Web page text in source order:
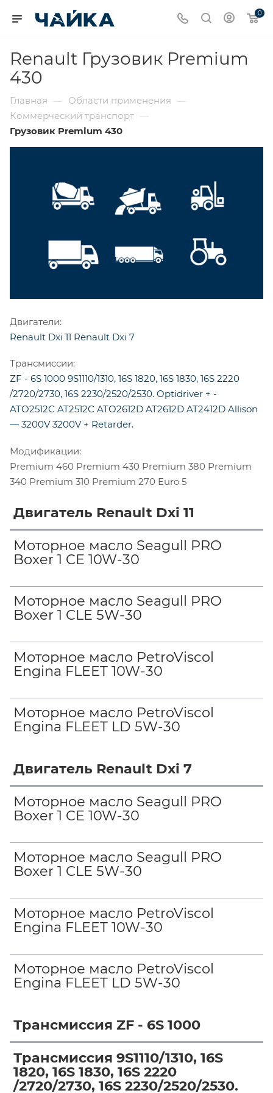
0
Renault Грузовик Premium
430
Главная — Области применения —
Коммерческий транспорт —
Грузовик Premium 430
Двигатели:
Renault Dxi 11 Renault Dxi 7
Трансмиссии:
ZF - 6S 1000 9S1110/1310, 16S 1820, 16S 1830, 16S 2220
/2720/2730, 16S 2230/2520/2530. Optidriver + -
ATO2512C AT2512C ATO2612D AT2612D AT2412D Allison
— 3200V3200V + Retarder.
Модификации:
Premium 460 Premium 430 Premium 380 Premium
340 Premium 310 Premium 270 Euro 5
Двигатель Renault Dxi 11
Моторное масло Seagull PRO
Boxer 1 CE 10W-30
Моторное масло Seagull PRO
Boxer 1 CLE 5W-30
Моторное масло PetroViscol
Engina FLEET 10W-30
Моторное масло PetroViscol
Engina FLEET LD 5W-30
Двигатель Renault Dxi 7
Моторное масло Seagull PRO
Boxer 1 CE 10W-30
Моторное масло Seagull PRO
Boxer 1 CLE 5W-30
Моторное масло PetroViscol
Engina FLEET 10W-30
Моторное масло PetroViscol
Engina FLEET LD 5W-30
Трансмиссия ZF - 6S 1000
Трансмиссия 9S1110/1310, 16S
1820, 16S 1830, 16S 2220
/2720/2730, 16S 2230/2520/2530.